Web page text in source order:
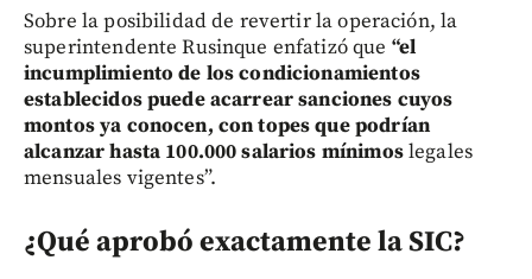
Sobre la posibilidad de revertir la operación, la
superintendente Rusinque enfatizó que “el
incumplimiento de los condicionamientos
establecidos puede acarrear sanciones cuyos
montos ya conocen, con topes que podrían
alcanzar hasta 100.000 salarios mínimoslegales
mensuales vigentes”.
¿Qué aprobó exactamente la SIC?